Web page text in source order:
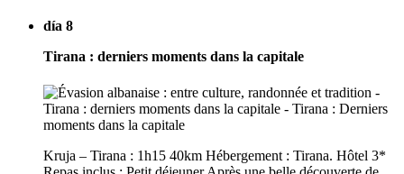
día 8
Tirana : derniers moments dans la capitale
Kruja – Tirana : 1h15 40km Hébergement : Tirana. Hôtel 3*